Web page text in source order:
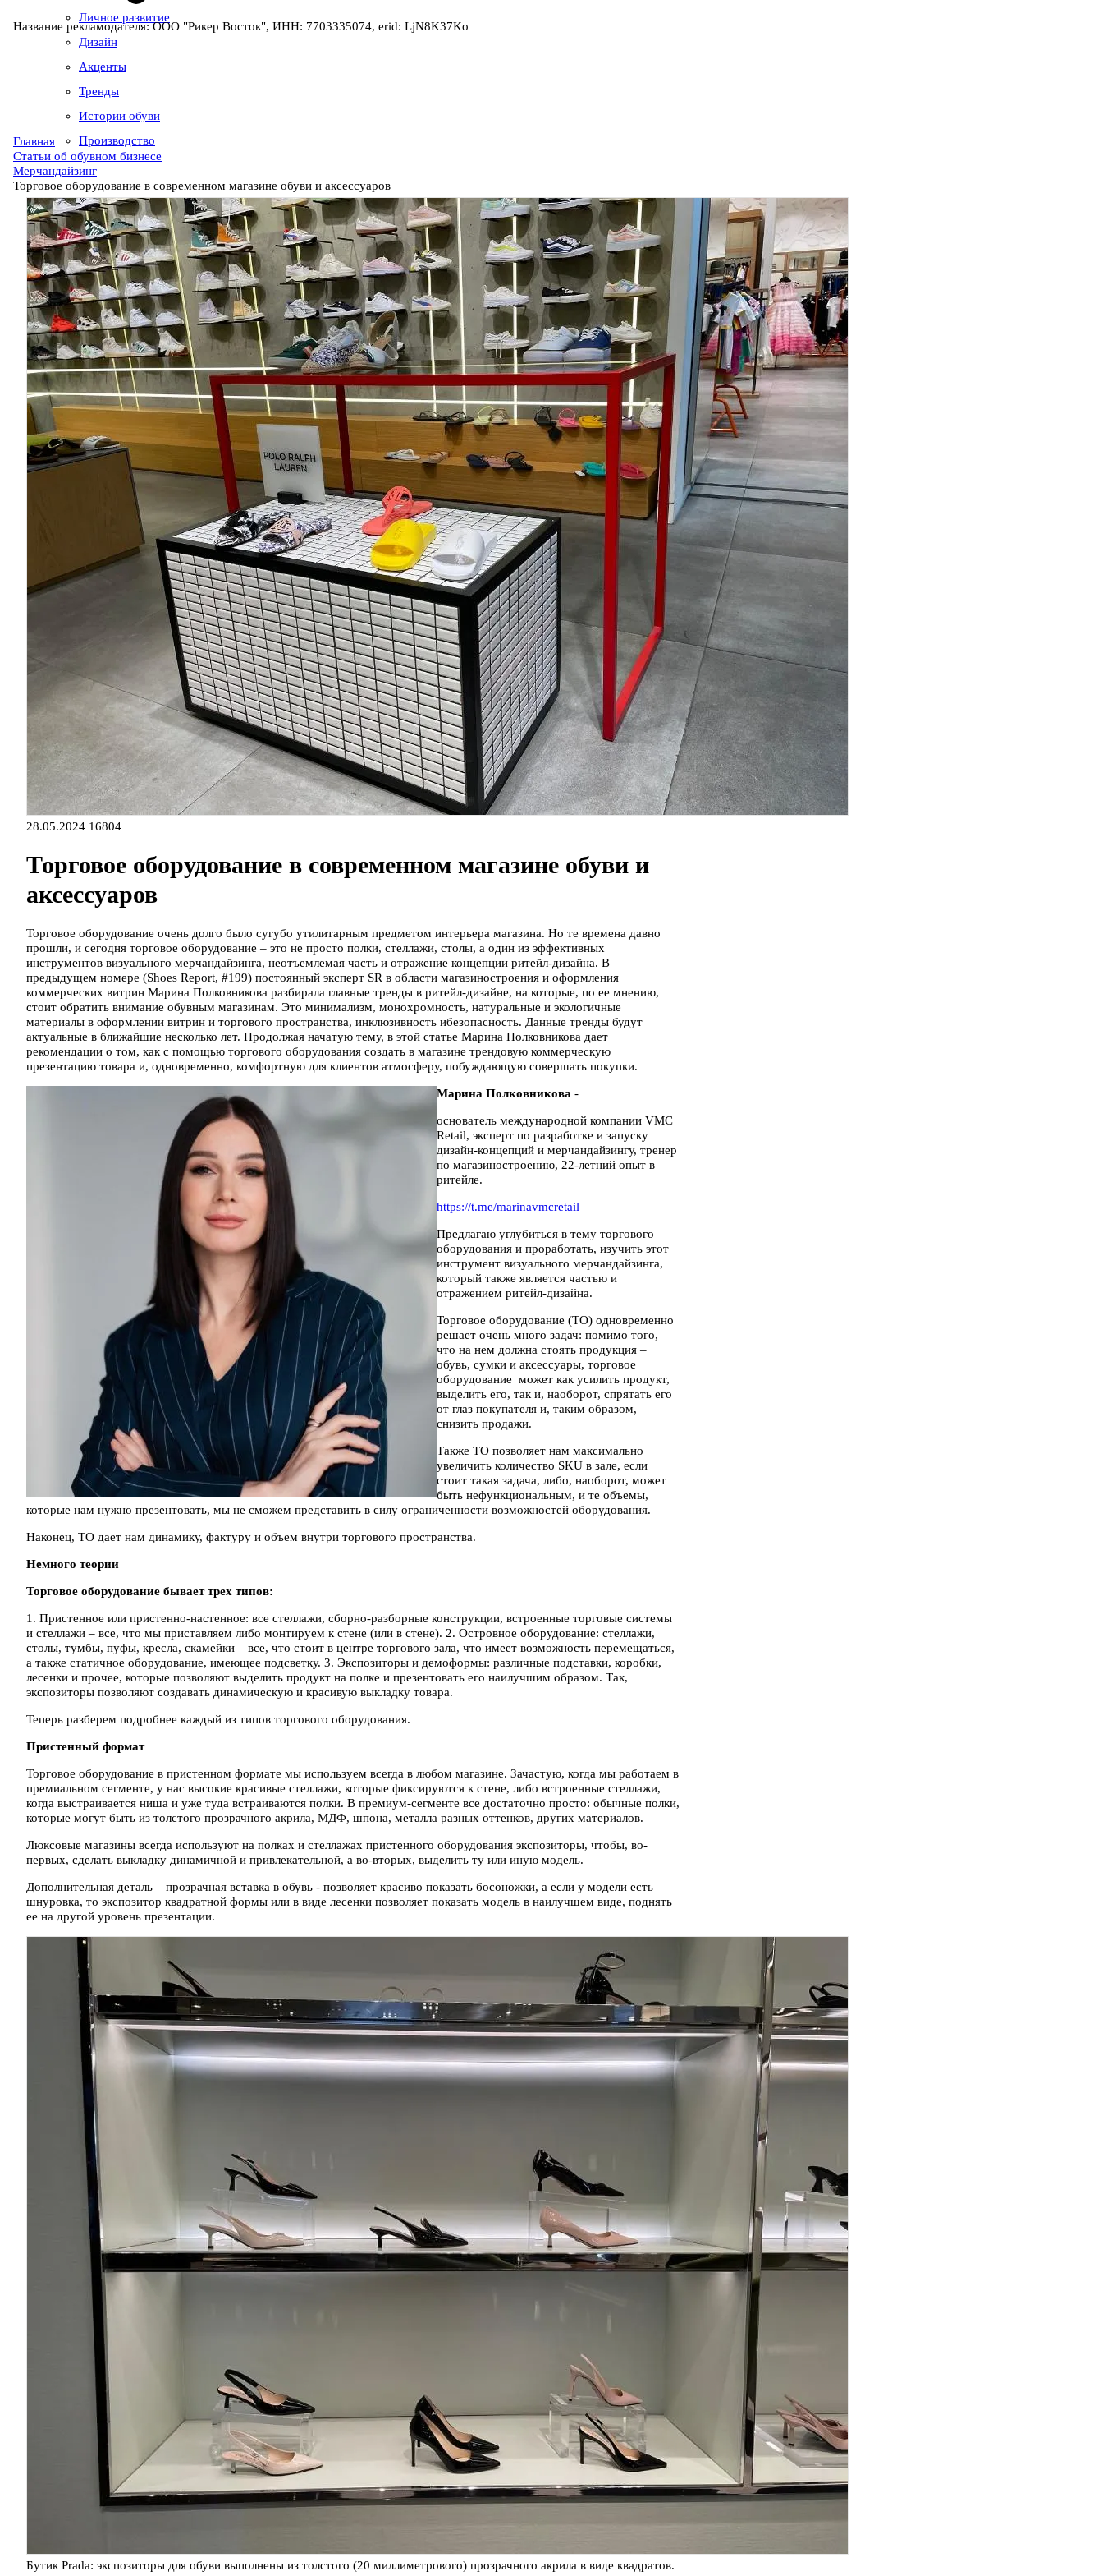
Личное развитие
Дизайн
Акценты
Тренды
Истории обуви
Производство
Название рекламодателя: ООО "Рикер Восток", ИНН: 7703335074, erid: LjN8K37Ko
Главная
Статьи об обувном бизнесе
Мерчандайзинг
Торговое оборудование в современном магазине обуви и аксессуаров
28.05.2024 16804
Торговое оборудование в современном магазине обуви и
аксессуаров
Торговое оборудование очень долго было сугубо утилитарным предметом интерьера магазина. Но те времена давно
прошли, и сегодня торговое оборудование – это не просто полки, стеллажи, столы, а один из эффективных
инструментов визуального мерчандайзинга, неотъемлемая часть и отражение концепции ритейл-дизайна. В
предыдущем номере (Shoes Report, #199) постоянный эксперт SR в области магазиностроения и оформления
коммерческих витрин Марина Полковникова разбирала главные тренды в ритейл-дизайне, на которые, по ее мнению,
стоит обратить внимание обувным магазинам. Это минимализм, монохромность, натуральные и экологичные
материалы в оформлении витрин и торгового пространства, инклюзивность ибезопасность. Данные тренды будут
актуальные в ближайшие несколько лет. Продолжая начатую тему, в этой статье Марина Полковникова дает
рекомендации о том, как с помощью торгового оборудования создать в магазине трендовую коммерческую
презентацию товара и, одновременно, комфортную для клиентов атмосферу, побуждающую совершать покупки.
Марина Полковникова -
основатель международной компании VMC
Retail, эксперт по разработке и запуску
дизайн-концепций и мерчандайзингу, тренер
по магазиностроению, 22-летний опыт в
ритейле.
https://t.me/marinavmcretail
Предлагаю углубиться в тему торгового
оборудования и проработать, изучить этот
инструмент визуального мерчандайзинга,
который также является частью и
отражением ритейл-дизайна.
Торговое оборудование (ТО) одновременно
решает очень много задач: помимо того,
что на нем должна стоять продукция –
обувь, сумки и аксессуары, торговое
оборудование может как усилить продукт,
выделить его, так и, наоборот, спрятать его
от глаз покупателя и, таким образом,
снизить продажи.
Также ТО позволяет нам максимально
увеличить количество SKU в зале, если
стоит такая задача, либо, наоборот, может
быть нефункциональным, и те объемы,
которые нам нужно презентовать, мы не сможем представить в силу ограниченности возможностей оборудования.
Наконец, ТО дает нам динамику, фактуру и объем внутри торгового пространства.
Немного теории
Торговое оборудование бывает трех типов:
1. Пристенное или пристенно-настенное: все стеллажи, сборно-разборные конструкции, встроенные торговые системы
и стеллажи – все, что мы приставляем либо монтируем к стене (или в стене). 2. Островное оборудование: стеллажи,
столы, тумбы, пуфы, кресла, скамейки – все, что стоит в центре торгового зала, что имеет возможность перемещаться,
а также статичное оборудование, имеющее подсветку. 3. Экспозиторы и демоформы: различные подставки, коробки,
лесенки и прочее, которые позволяют выделить продукт на полке и презентовать его наилучшим образом. Так,
экспозиторы позволяют создавать динамическую и красивую выкладку товара.
Теперь разберем подробнее каждый из типов торгового оборудования.
Пристенный формат
Торговое оборудование в пристенном формате мы используем всегда в любом магазине. Зачастую, когда мы работаем в
премиальном сегменте, у нас высокие красивые стеллажи, которые фиксируются к стене, либо встроенные стеллажи,
когда выстраивается ниша и уже туда встраиваются полки. В премиум-сегменте все достаточно просто: обычные полки,
которые могут быть из толстого прозрачного акрила, МДФ, шпона, металла разных оттенков, других материалов.
Люксовые магазины всегда используют на полках и стеллажах пристенного оборудования экспозиторы, чтобы, во-
первых, сделать выкладку динамичной и привлекательной, а во-вторых, выделить ту или иную модель.
Дополнительная деталь – прозрачная вставка в обувь - позволяет красиво показать босоножки, а если у модели есть
шнуровка, то экспозитор квадратной формы или в виде лесенки позволяет показать модель в наилучшем виде, поднять
ее на другой уровень презентации.
Бутик Prada: экспозиторы для обуви выполнены из толстого (20 миллиметрового) прозрачного акрила в виде квадратов.